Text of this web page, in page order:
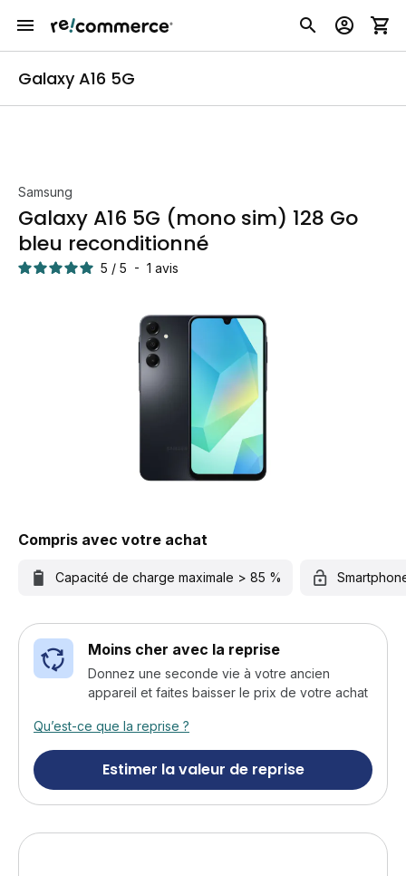
Galaxy A16 5G
Samsung
Galaxy A16 5G (mono sim) 128 Go
bleu reconditionné
5 / 5 - 1 avis
Compris avec votre achat
Capacité de charge maximale > 85 %
Moins cher avec la reprise
Donnez une seconde vie à votre ancien
appareil et faites baisser le prix de votre achat
Qu’est-ce que la reprise ?
Estimer la valeur de reprise